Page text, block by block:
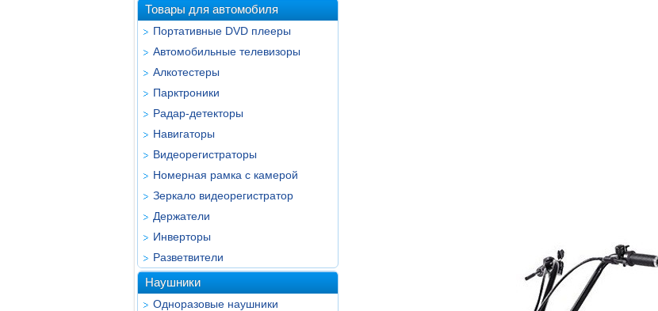
Товары для автомобиля
Портативные DVD плееры
Автомобильные телевизоры
Алкотестеры
Парктроники
Радар-детекторы
Навигаторы
Видеорегистраторы
Номерная рамка с камерой
Зеркало видеорегистратор
Держатели
Инверторы
Разветвители
Наушники
Одноразовые наушники